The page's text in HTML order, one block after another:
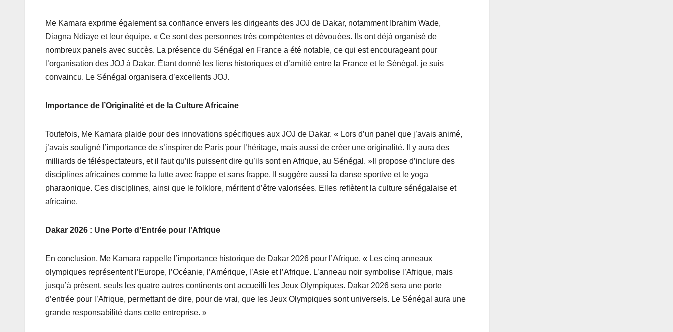
Me Kamara exprime également sa confiance envers les dirigeants des JOJ de Dakar, notamment Ibrahim Wade,
Diagna Ndiaye et leur équipe. « Ce sont des personnes très compétentes et dévouées. Ils ont déjà organisé de
nombreux panels avec succès. La présence du Sénégal en France a été notable, ce qui est encourageant pour
l’organisation des JOJ à Dakar. Étant donné les liens historiques et d’amitié entre la France et le Sénégal, je suis
convaincu. Le Sénégal organisera d’excellents JOJ.
Importance de l’Originalité et de la Culture Africaine
Toutefois, Me Kamara plaide pour des innovations spécifiques aux JOJ de Dakar. « Lors d’un panel que j’avais animé,
j’avais souligné l’importance de s’inspirer de Paris pour l’héritage, mais aussi de créer une originalité. Il y aura des
milliards de téléspectateurs, et il faut qu’ils puissent dire qu’ils sont en Afrique, au Sénégal. »Il propose d’inclure des
disciplines africaines comme la lutte avec frappe et sans frappe. Il suggère aussi la danse sportive et le yoga
pharaonique. Ces disciplines, ainsi que le folklore, méritent d’être valorisées. Elles reflètent la culture sénégalaise et
africaine.
Dakar 2026 : Une Porte d’Entrée pour l’Afrique
En conclusion, Me Kamara rappelle l’importance historique de Dakar 2026 pour l’Afrique. « Les cinq anneaux
olympiques représentent l’Europe, l’Océanie, l’Amérique, l’Asie et l’Afrique. L’anneau noir symbolise l’Afrique, mais
jusqu’à présent, seuls les quatre autres continents ont accueilli les Jeux Olympiques. Dakar 2026 sera une porte
d’entrée pour l’Afrique, permettant de dire, pour de vrai, que les Jeux Olympiques sont universels. Le Sénégal aura une
grande responsabilité dans cette entreprise. »